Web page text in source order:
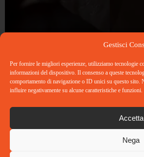
Gestisci
Per fornire le migliori esperienze, utilizziamo tecnologie
informazioni del dispositivo. Il consenso a queste
comportamento di navigazione o ID unici su questo sito.
influire negativamente su alcune caratteristiche e funzioni.
Accetta
Nega